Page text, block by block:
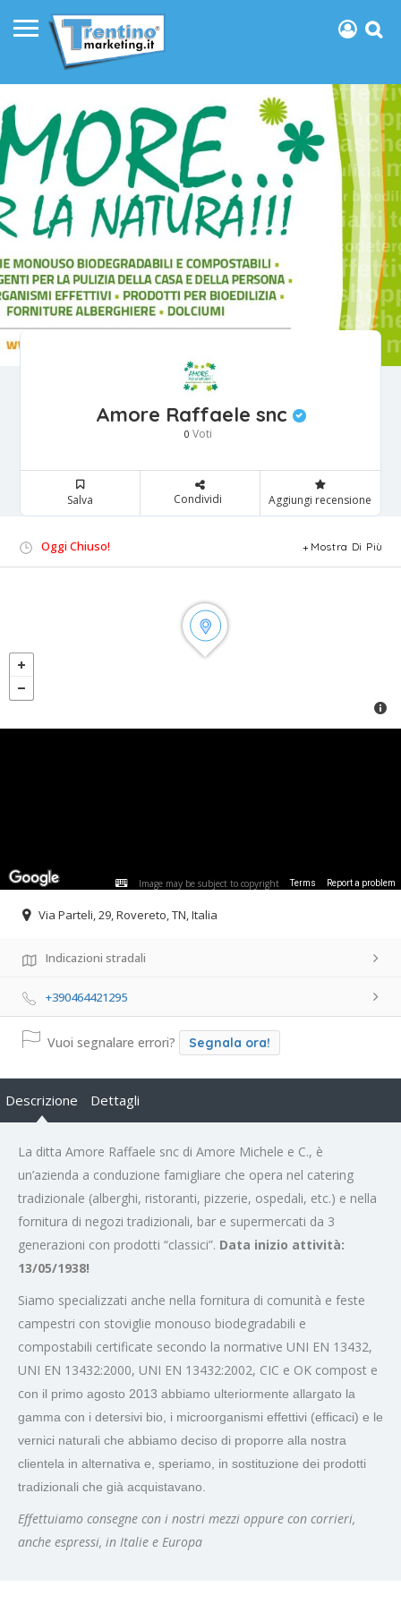
Amore Raffaele snc
0 Voti
Salva Condividi Aggiungi recensione
Oggi Chiuso! Mostra Di Più
Image may be subject to copyright Terms Report a problem
Via Parteli, 29, Rovereto, TN, Italia
Indicazioni stradali
+390464421295
Vuoi segnalare errori? Segnala ora!
Descrizione Dettagli
La ditta Amore Raffaele snc di Amore Michele e C., è
un’azienda a conduzione famigliare che opera nel catering
tradizionale (alberghi, ristoranti, pizzerie, ospedali, etc.) e nella
fornitura di negozi tradizionali, bar e supermercati da 3
generazioni con prodotti “classici”. Data inizio attività:
13/05/1938!
Siamo specializzati anche nella fornitura di comunità e feste
campestri con stoviglie monouso biodegradabili e
compostabili certificate secondo la normative UNI EN 13432,
UNI EN 13432:2000, UNI EN 13432:2002, CIC e OK compost e
con il primo agosto 2013 abbiamo ulteriormente allargato la
gamma con i detersivi bio, i microorganismi effettivi (efficaci) e le
vernici naturali che abbiamo deciso di proporre alla nostra
clientela in alternativa e, speriamo, in sostituzione dei prodotti
tradizionali che già acquistavano.
Effettuiamo consegne con i nostri mezzi oppure con corrieri,
anche espressi, in Italie e Europa